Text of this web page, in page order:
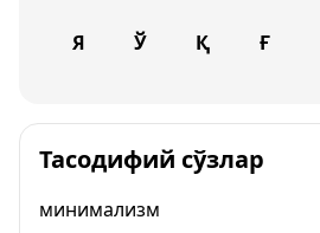
Я Ў Қ Ғ
Тасодифий сўзлар
минимализм